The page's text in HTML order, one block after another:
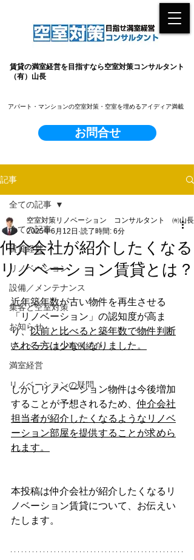
賃貸の満室経営を目指すなら空室対策コンサルタント
（有）山長
お問合せ
​アパート・マンションの空室対策・空室を埋めるアイディア満載
記事
全ての記事
賃貸経営
リノベーション
設備／メンテナンス
集客と空室対策
お知らせ
リノベーション事例紹介
満室経営
リノベーションの疑問
全ての記事
仲介会社が紹介したくなる
リノベーション賃貸とは？
空室対策リノベーション コンサルタント ㈲山長
2025年6月12日 読了時間: 6分
近年築年数が古い物件を再生させる
「リノベーション」の認知度が高ま
り、以前と比べると築年数で物件判断
される方は少なくなりました。
しかしリノベーション物件は今後増加
することが予想されるため、仲介会社
担当者が紹介したくなるようなリノベ
ーション部屋を提供することが求めら
れます。
本投稿は仲介会社が紹介したくなるリ
ノベーション賃貸について、お伝えい
たします。